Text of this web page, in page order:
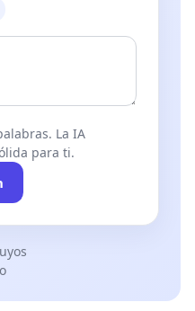
La IA
para ti.